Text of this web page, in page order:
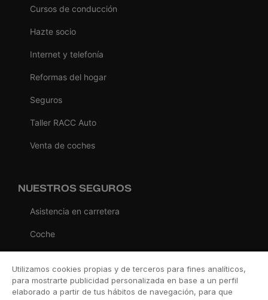
Cursos de conducción
Hazte socio
Internet y telefonía
Reformas del hogar
Seguros
Taller RACC Auto
Venta de coches
NUESTROS SEGUROS
Asistencia en carretera
Coche
Viaje
Utilizamos cookies propias y de terceros para fines analíticos,
para mostrarte publicidad personalizada en base a un perfil
elaborado a partir de tus hábitos de navegación, para que